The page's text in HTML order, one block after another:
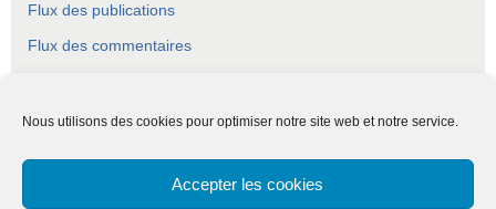
Nous utilisons des cookies pour optimiser notre site web et notre service.
Accepter les cookies
Flux des publications
Flux des commentaires